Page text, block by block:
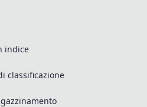
indice
classificazione